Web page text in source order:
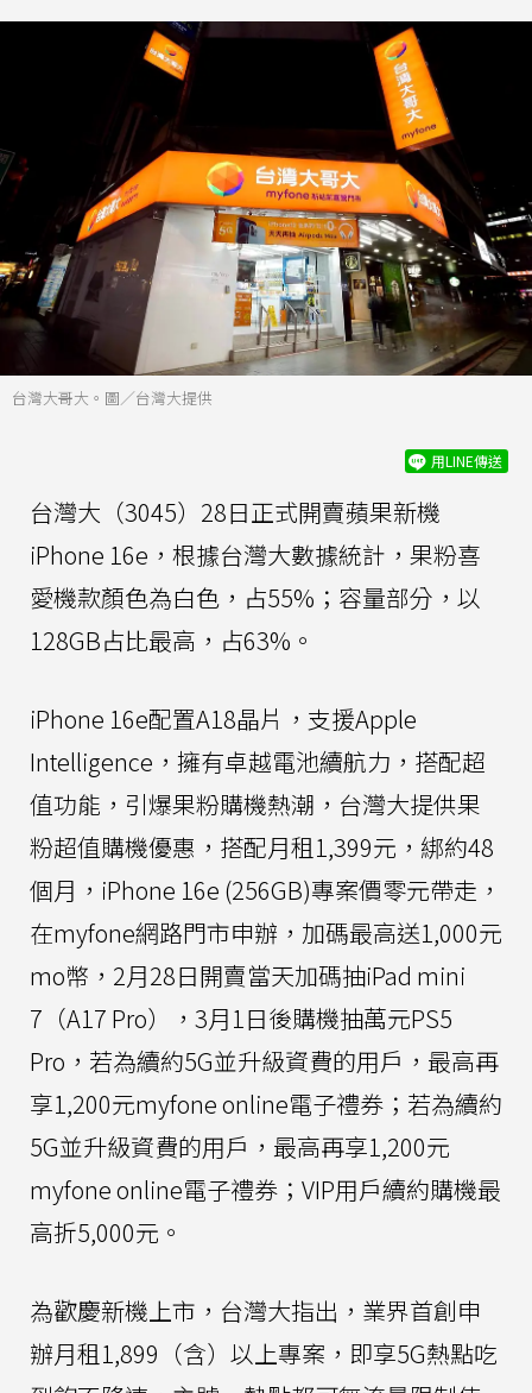
台灣大哥大。圖／台灣大提供
用LINE傳送
台灣大（3045）28日正式開賣蘋果新機
iPhone 16e，根據台灣大數據統計，果粉喜
愛機款顏色為白色，占55%；容量部分，以
128GB占比最高，占63%。
iPhone 16e配置A18晶片，支援Apple
Intelligence，擁有卓越電池續航力，搭配超
值功能，引爆果粉購機熱潮，台灣大提供果
粉超值購機優惠，搭配月租1,399元，綁約48
個月，iPhone 16e (256GB)專案價零元帶走，
在myfone網路門市申辦，加碼最高送1,000元
mo幣，2月28日開賣當天加碼抽iPad mini
7（A17 Pro），3月1日後購機抽萬元PS5
Pro，若為續約5G並升級資費的用戶，最高再
享1,200元myfone online電子禮券；若為續約
5G並升級資費的用戶，最高再享1,200元
myfone online電子禮券；VIP用戶續約購機最
高折5,000元。
為歡慶新機上市，台灣大指出，業界首創申
辦月租1,899（含）以上專案，即享5G熱點吃